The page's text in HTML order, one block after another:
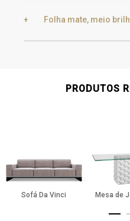
Folha mate, meio
Champagne Aged
PRODUTOS
Sofá Da Vinci Mesa de